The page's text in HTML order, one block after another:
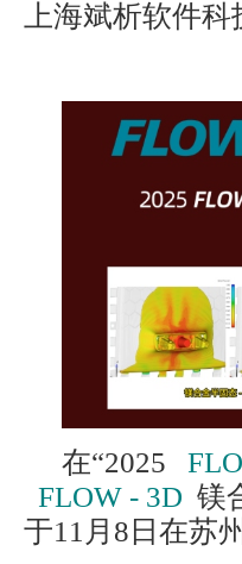
上海斌析软件
在“2025
FLOW - 3D 镁
于11月8日在苏